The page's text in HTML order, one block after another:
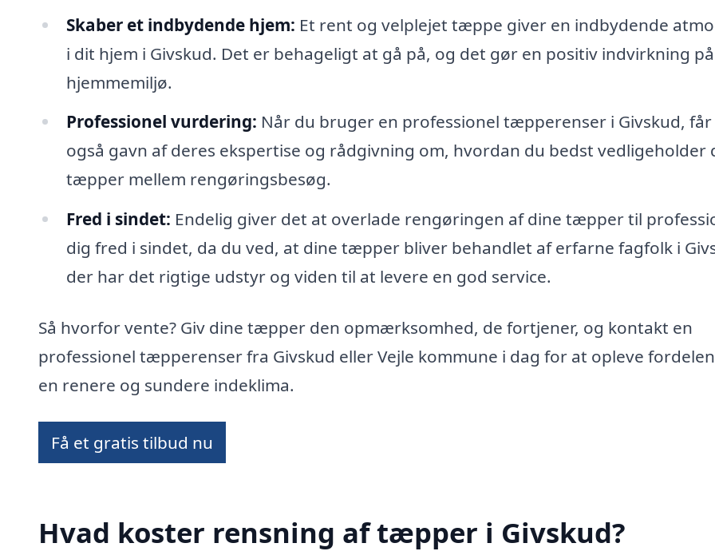
Skaber et indbydende hjem: Et rent og velplejet tæppe giver en indbydende
i dit hjem i Givskud. Det er behageligt at gå på, og det gør en positiv indvirkning
hjemmemiljø.
Professionel vurdering: Når du bruger en professionel tæpperenser i Givskud,
også gavn af deres ekspertise og rådgivning om, hvordan du bedst vedligeholder
tæpper mellem rengøringsbesøg.
Fred i sindet: Endelig giver det at overlade rengøringen af dine tæpper til
dig fred i sindet, da du ved, at dine tæpper bliver behandlet af erfarne fagfolk i
der har det rigtige udstyr og viden til at levere en god service.
Så hvorfor vente? Giv dine tæpper den opmærksomhed, de fortjener, og kontakt en
professionel tæpperenser fra Givskud eller Vejle kommune i dag for at opleve
en renere og sundere indeklima.
Få et gratis tilbud nu
Hvad koster rensning af tæpper i Givskud?